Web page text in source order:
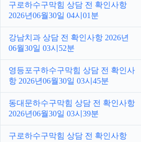
구로하수구막힘 상담 전 확인사항
2026년06월30일 04시01분
강남치과 상담 전 확인사항 2026년
06월30일 03시52분
영등포구하수구막힘 상담 전 확인사
항 2026년06월30일 03시45분
동대문하수구막힘 상담 전 확인사항
2026년06월30일 03시39분
구로하수구막힘 상담 전 확인사항